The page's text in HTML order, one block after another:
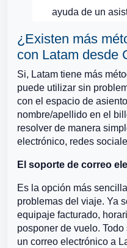
ayuda de un
¿Existen más
con Latam desde
Si, Latam tiene más
puede utilizar sin
con el espacio de
nombre/apellido en el
resolver de manera
electrónico, redes
El soporte de correo
Es la opción más
problemas del viaje. Ya
equipaje facturado,
posponer de vuelo.
un correo electrónico a